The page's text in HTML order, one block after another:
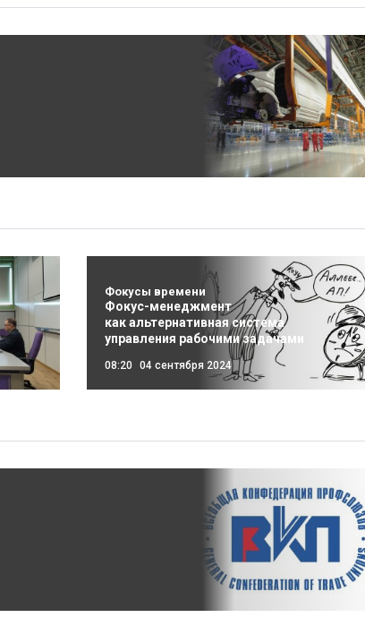
Фокусы времени
Фокус-менеджмент
как альтернативная система
управления рабочими задачами
08:20 04 сентября 2024